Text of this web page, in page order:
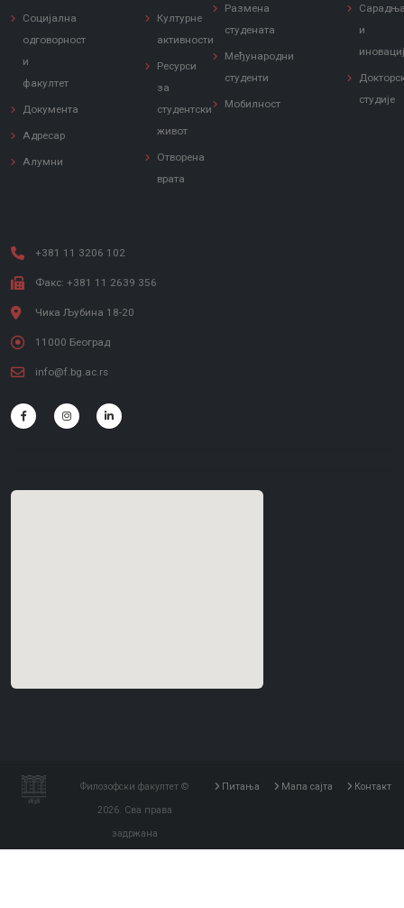
Социјална
одговорност
и
факултет
Документа
Адресар
Алумни
Културне
активности
Ресурси
за
студентски
живот
Отворена
врата
Размена
студената
Међународни
студенти
Мобилност
и
студије
+381 11 3206 102
Факс: +381 11 2639 356
Чика Љубина 18-20
11000 Београд
info@f.bg.ac.rs
Филозофски факултет ©
2026. Сва права
задржана
Питања Мапа сајта Контакт